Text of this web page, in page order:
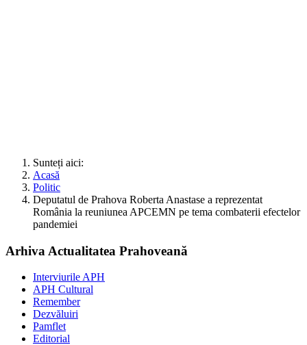
Sunteți aici:
Acasă
Politic
Deputatul de Prahova Roberta Anastase a reprezentat
România la reuniunea APCEMN pe tema combaterii efectelor
pandemiei
Arhiva Actualitatea Prahoveană
Interviurile APH
APH Cultural
Remember
Dezvăluiri
Pamflet
Editorial